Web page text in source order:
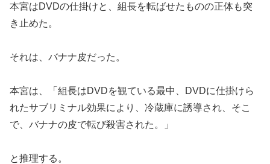
本宮はDVDの仕掛けと、組長を転ばせたものの正体も突
き止めた。
それは、バナナ皮だった。
本宮は、「組長はDVDを観ている最中、DVDに仕掛けら
れたサブリミナル効果により、冷蔵庫に誘導され、そこ
で、バナナの皮で転び殺害された。」
と推理する。